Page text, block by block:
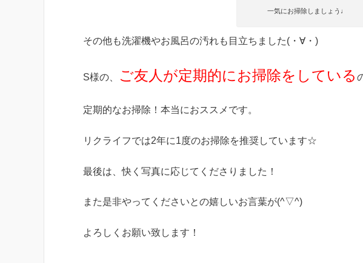
一気にお掃除しましょう♩
その他も洗濯機やお風呂の汚れも目立ちました(・∀・)
S様の、 ご友人が定期的にお掃除をしている
定期的なお掃除！本当におススメです。
リクライフでは2年に1度のお掃除を推奨しています☆
最後は、快く写真に応じてくださりました！
また是非やってくださいとの嬉しいお言葉が(^▽^)
よろしくお願い致します！